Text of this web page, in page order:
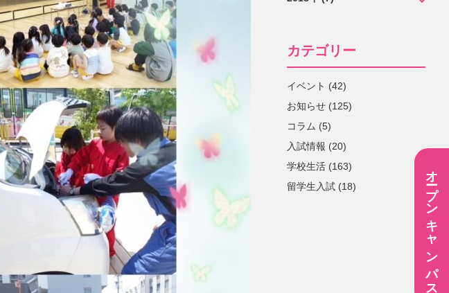
オープンキャンパス
3月 (4)
1月 (1)
1月 (1)
4月 (5)
3月 (8)
2月 (4)
1月 (1)
5月 (1)
4月 (2)
3月 (2)
5月 (2)
4月 (1)
3月 (2)
6月 (1)
4月 (1)
3月 (2)
8月 (2)
7月 (3)
5月 (1)
4月 (1)
2月 (1)
11月 (2)
10月 (3)
7月 (1)
カテゴリー
イベント (42)
お知らせ (125)
コラム (5)
入試情報 (20)
学校生活 (163)
留学生入試 (18)